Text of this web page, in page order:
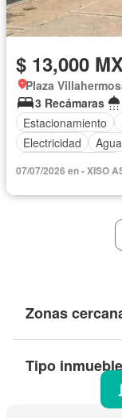
$ 13,000
Plaza
3 Recámaras
Estacionamiento
Electricidad
Agua
07/07/2026 en - XISO
Zonas
Tipo inmueble